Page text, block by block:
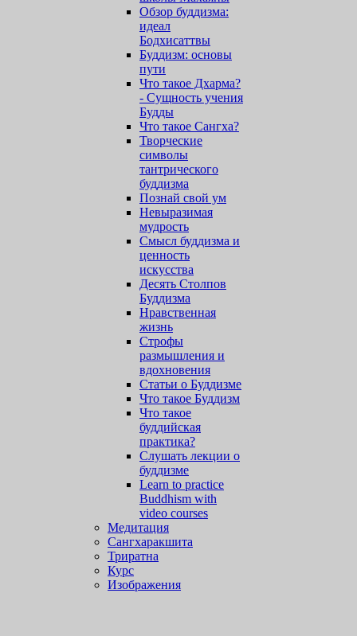
Обзор буддизма:
идеал
Бодхисаттвы
Буддизм: основы
пути
Что такое Дхарма?
- Сущность учения
Будды
Что такое Сангха?
Творческие
символы
тантрического
буддизма
Познай свой ум
Невыразимая
мудрость
Смысл буддизма и
ценность
искусства
Десять Столпов
Буддизма
Нравственная
жизнь
Строфы
размышления и
вдохновения
Статьи о Буддизме
Что такое Буддизм
Что такое
буддийская
практика?
Слушать лекции о
буддизме
Learn to practice
Buddhism with
video courses
Медитация
Сангхаракшита
Триратна
Курс
Изображения